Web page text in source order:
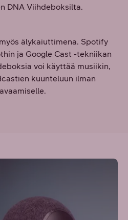
DNA Viihdeboksilta.
älykaiuttimena. Spotify
ja Google Cast -tekniikan
voi käyttää musiikin,
kuunteluun ilman